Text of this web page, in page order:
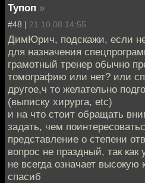
Тупоп »
#48 | 21.10.08 14:55
ДимЮрич, подскажи, если
для назначения
грамотный тренер обычно
томографию или нет? или
другое,ч то желательно
(выписку хирурга, etc)
и на что стоит обращать
задать, чем
представление о степени
вопрос не праздный, так как
не всегда означает
спасиб